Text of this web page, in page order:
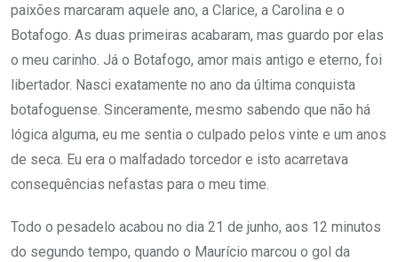
paixões marcaram aquele ano, a Clarice, a Carolina e o
Botafogo. As duas primeiras acabaram, mas guardo por elas
o meu carinho. Já o Botafogo, amor mais antigo e eterno, foi
libertador. Nasci exatamente no ano da última conquista
botafoguense. Sinceramente, mesmo sabendo que não há
lógica alguma, eu me sentia o culpado pelos vinte e um anos
de seca. Eu era o malfadado torcedor e isto acarretava
consequências nefastas para o meu time.
Todo o pesadelo acabou no dia 21 de junho, aos 12 minutos
do segundo tempo, quando o Maurício marcou o gol da